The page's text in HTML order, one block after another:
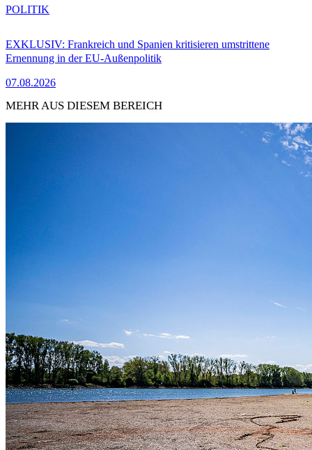
EXKLUSIV: Frankreich und Spanien kritisieren umstrittene
Ernennung in der EU-Außenpolitik
07.08.2026
POLITIK
MEHR AUS DIESEM BEREICH